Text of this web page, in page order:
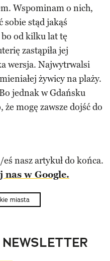
Wspominam o nich,
sobie stąd jakąś
od kilku lat tę
zastąpiła jej
wersja. Najwytrwalsi
żywicy na plaży.
jednak w Gdańsku
mogę zawsze dojść do
nasz artykuł do końca.
nas w Google.
miasta